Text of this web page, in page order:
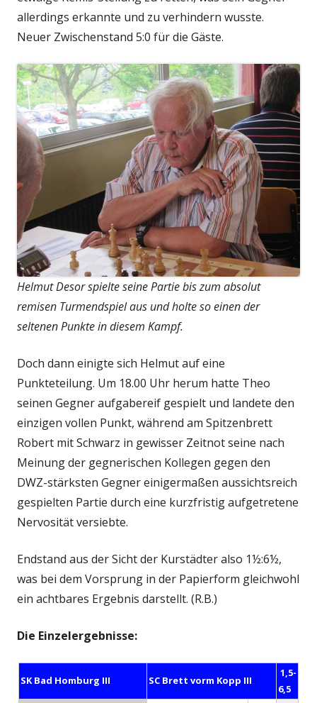
allerdings erkannte und zu verhindern wusste.
Neuer Zwischenstand 5:0 für die Gäste.
Helmut Desor spielte seine Partie bis zum absolut
remisen Turmendspiel aus und holte so einen der
seltenen Punkte in diesem Kampf.
Doch dann einigte sich Helmut auf eine
Punkteteilung. Um 18.00 Uhr herum hatte Theo
seinen Gegner aufgabereif gespielt und landete den
einzigen vollen Punkt, während am Spitzenbrett
Robert mit Schwarz in gewisser Zeitnot seine nach
Meinung der gegnerischen Kollegen gegen den
DWZ-stärksten Gegner einigermaßen aussichtsreich
gespielten Partie durch eine kurzfristig aufgetretene
Nervosität versiebte.
Endstand aus der Sicht der Kurstädter also 1½:6½,
was bei dem Vorsprung in der Papierform gleichwohl
ein achtbares Ergebnis darstellt. (R.B.)
Die Einzelergebnisse:
SK Bad Homburg III SC Brett vorm Kopp III
1,5-
6,5